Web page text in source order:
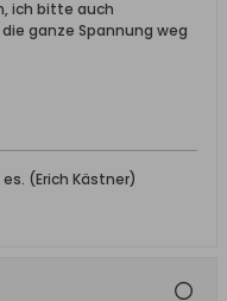
ich bitte auch
ganze Spannung weg
(Erich Kästner)